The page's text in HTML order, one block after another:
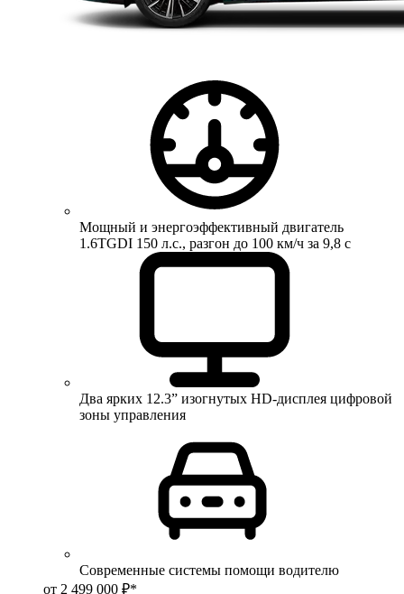
Мощный и энергоэффективный двигатель
1.6TGDI 150 л.с., разгон до 100 км/ч за 9,8 с
Два ярких 12.3” изогнутых HD-дисплея цифровой
зоны управления
Современные системы помощи водителю
от 2 499 000 ₽*